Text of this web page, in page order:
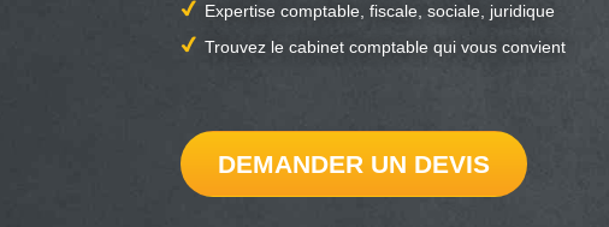
Expertise comptable, fiscale, sociale, juridique
Trouvez le cabinet comptable qui vous convient
DEMANDER UN DEVIS